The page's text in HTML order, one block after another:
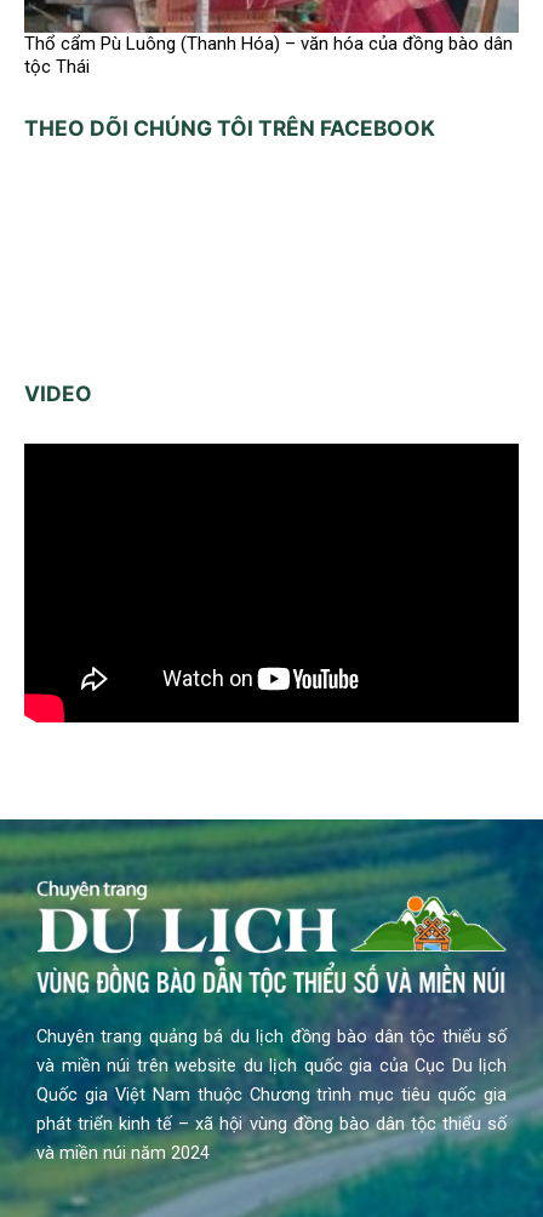
Thổ cẩm Pù Luông (Thanh Hóa) – văn hóa của đồng bào dân
tộc Thái
THEO DÕI CHÚNG TÔI TRÊN FACEBOOK
VIDEO
Chuyên trang quảng bá du lịch đồng bào dân tộc thiểu số
và miền núi trên website du lịch quốc gia của Cục Du lịch
Quốc gia Việt Nam thuộc Chương trình mục tiêu quốc gia
phát triển kinh tế – xã hội vùng đồng bào dân tộc thiểu số
và miền núi năm 2024